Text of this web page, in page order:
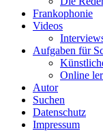
Frankophonie
Videos
Aufgaben für
Online
Autor
Suchen
Datenschutz
Impressum